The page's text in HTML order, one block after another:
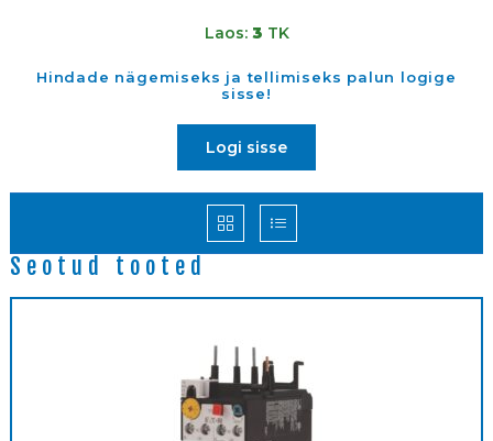
Laos: 3 TK
Hindade nägemiseks ja tellimiseks palun logige
sisse!
Logi sisse
Seotud tooted